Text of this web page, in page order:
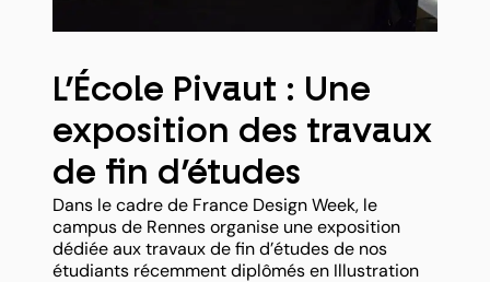
L’École Pivaut : Une
exposition des travaux
de fin d’études
Dans le cadre de France Design Week, le
campus de Rennes organise une exposition
dédiée aux travaux de fin d’études de nos
étudiants récemment diplômés en Illustration